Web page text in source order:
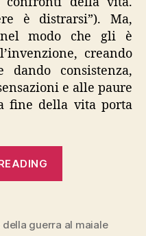
è distrarsi”). Ma,
modo che gli è
creando
consistenza,
e alle paure
fine della vita porta
Guerra
della guerra al maiale